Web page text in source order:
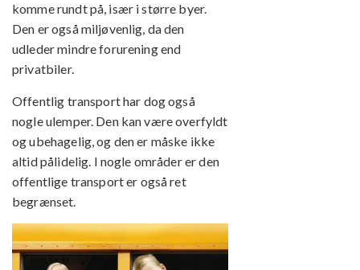
komme rundt på, især i større byer.
Den er også miljøvenlig, da den
udleder mindre forurening end
privatbiler.
Offentlig transport har dog også
nogle ulemper. Den kan være overfyldt
og ubehagelig, og den er måske ikke
altid pålidelig. I nogle områder er den
offentlige transport er også ret
begrænset.